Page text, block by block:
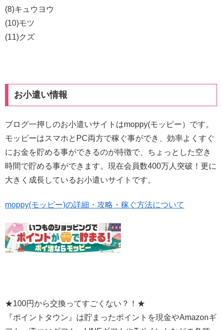
(8)キュウヨウ
(10)モツ
(11)クズ
お小遣い情報
ブログ一押しのお小遣いサイトはmoppy(モッピー）です。
モッピーはスマホとPC両方で稼ぐ事ができ、効率よくすぐ
にお金を貯める事ができるのが特徴で、ちょっとした空き
時間で貯める事ができます。現在会員数400万人突破！更に
大きく成長しているお小遣いサイトです。
moppy(モッピー)の詳細・攻略・稼ぐ方法について
★100円から交換ってすごくない？！★
『ポイントタウン』は貯まったポイントを現金やAmazonギ